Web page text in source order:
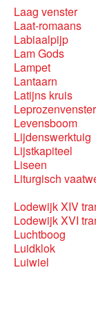
Laag venster
Laat-romaans
Labiaalpijp
Lam Gods
Lampet
Lantaarn
Latijns kruis
Leprozenvenster
Levensboom
Lijdenswerktuig
Lijstkapiteel
Liseen
Liturgisch
Lodewijk XIV
Lodewijk XVI
Luchtboog
Luidklok
Luiwiel